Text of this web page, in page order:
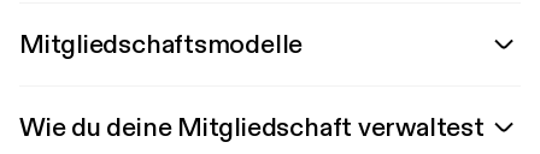
Mitgliedschaftsmodelle
Wie du deine Mitgliedschaft verwaltest